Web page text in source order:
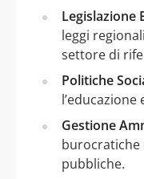
Legislazione
leggi
settore di
Politiche
Gestione
burocratiche
pubbliche.